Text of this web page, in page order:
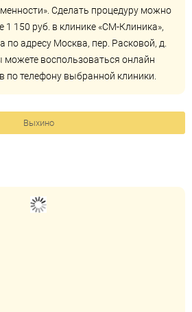
Сделать процедуру можно
150 руб. в клинике «СМ-Клиника»,
по адресу Москва, пер. Расковой, д.
воспользоваться онлайн
по телефону выбранной клиники.
Выхино